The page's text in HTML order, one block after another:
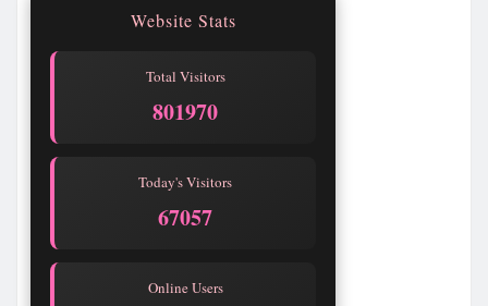
Website Stats
Total Visitors
801970
Today's Visitors
67057
Online Users